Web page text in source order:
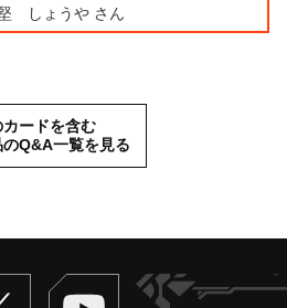
しょうや さん
カードを含む
のQ&A一覧を見る
Twitter ヴァンガードch